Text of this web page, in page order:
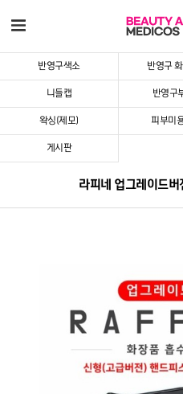
반영구색소 반영구
니들캡 반영구
왁싱(제모) 피부미
게시판
라피네 업그레이드